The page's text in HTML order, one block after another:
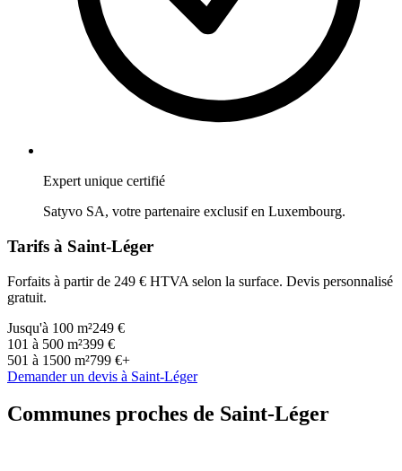
Expert unique certifié
Satyvo SA, votre partenaire exclusif en Luxembourg.
Tarifs à Saint-Léger
Forfaits à partir de 249 € HTVA selon la surface. Devis personnalisé
gratuit.
Jusqu'à 100 m²249 €
101 à 500 m²399 €
501 à 1500 m²799 €+
Demander un devis à Saint-Léger
Communes proches de Saint-Léger